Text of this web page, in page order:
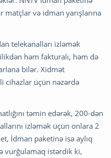
və idman yarışlarına
telekanalları izləmək
həm fakturalı, həm də
bilər. Xidmət
cihazlar üçün nəzərdə
təmin edərək, 200-dən
izləmək üçün onlara 2
İdman paketinə isə aylıq
vurğulamaq istərdik ki,